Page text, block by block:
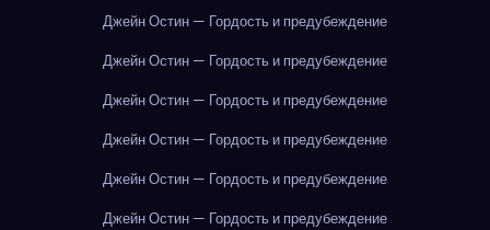
Джейн Остин — Гордость и предубеждение
Джейн Остин — Гордость и предубеждение
Джейн Остин — Гордость и предубеждение
Джейн Остин — Гордость и предубеждение
Джейн Остин — Гордость и предубеждение
Джейн Остин — Гордость и предубеждение